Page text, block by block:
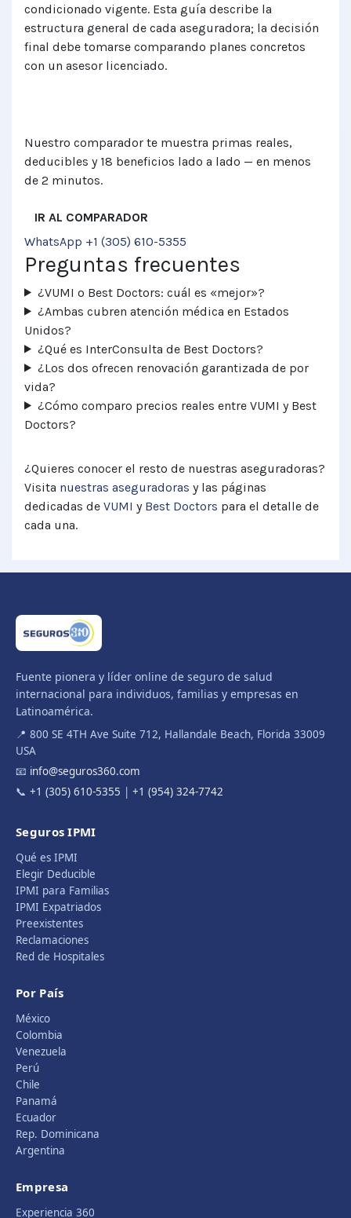
condicionado vigente. Esta guía describe la
estructura general de cada aseguradora; la decisión
final debe tomarse comparando planes concretos
con un asesor licenciado.
Nuestro comparador te muestra primas reales,
deducibles y 18 beneficios lado a lado — en menos
de 2 minutos.
IR AL COMPARADOR
WhatsApp +1 (305) 610-5355
Preguntas frecuentes
¿VUMI o Best Doctors: cuál es «mejor»?
¿Ambas cubren atención médica en Estados
Unidos?
¿Qué es InterConsulta de Best Doctors?
¿Los dos ofrecen renovación garantizada de por
vida?
¿Cómo comparo precios reales entre VUMI y Best
Doctors?
¿Quieres conocer el resto de nuestras aseguradoras?
Visita nuestras aseguradoras y las páginas
dedicadas de VUMI y Best Doctors para el detalle de
cada una.
Fuente pionera y líder online de seguro de salud
internacional para individuos, familias y empresas en
Latinoamérica.
📍 800 SE 4TH Ave Suite 712, Hallandale Beach, Florida 33009
USA
📧 info@seguros360.com
📞 +1 (305) 610-5355 | +1 (954) 324-7742
Seguros IPMI
Qué es IPMI
Elegir Deducible
IPMI para Familias
IPMI Expatriados
Preexistentes
Reclamaciones
Red de Hospitales
Por País
México
Colombia
Venezuela
Perú
Chile
Panamá
Ecuador
Rep. Dominicana
Argentina
Empresa
Experiencia 360